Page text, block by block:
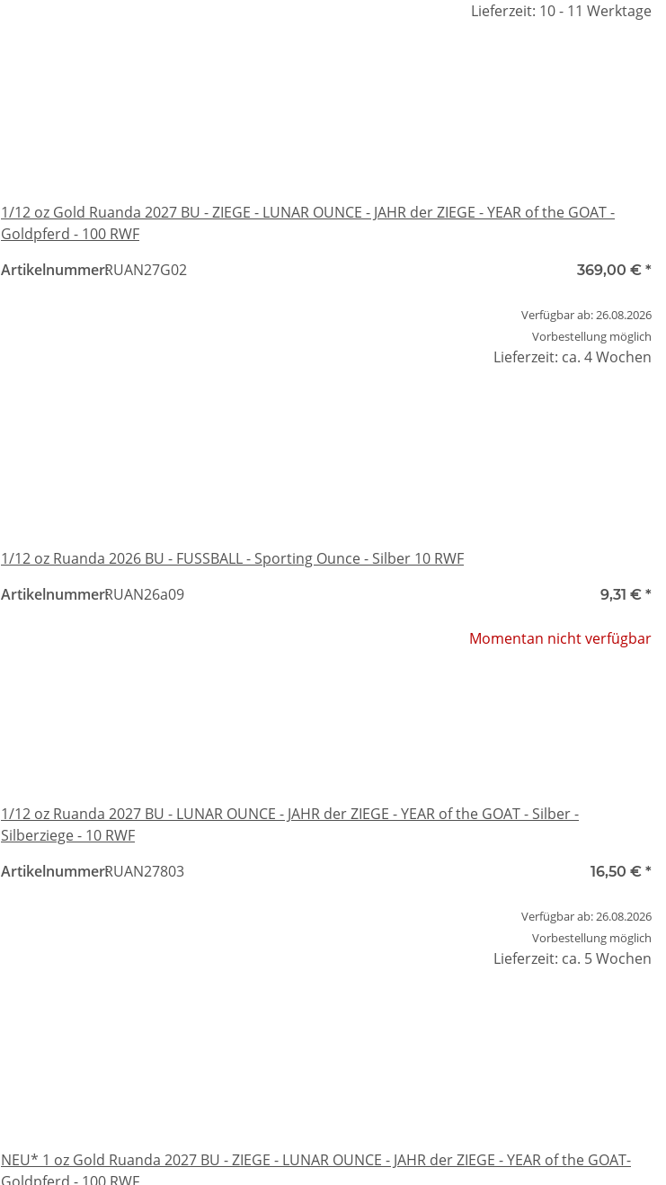
Lieferzeit: 10 - 11 Werktage
1/12 oz Gold Ruanda 2027 BU - ZIEGE - LUNAR OUNCE - JAHR der ZIEGE - YEAR of the GOAT -
Goldpferd - 100 RWF
Artikelnummer:RUAN27G02 369,00 € *
Verfügbar ab: 26.08.2026
Vorbestellung möglich
Lieferzeit: ca. 4 Wochen
1/12 oz Ruanda 2026 BU - FUSSBALL - Sporting Ounce - Silber 10 RWF
Artikelnummer:RUAN26a09 9,31 € *
Momentan nicht verfügbar
1/12 oz Ruanda 2027 BU - LUNAR OUNCE - JAHR der ZIEGE - YEAR of the GOAT - Silber -
Silberziege - 10 RWF
Artikelnummer:RUAN27803 16,50 € *
Verfügbar ab: 26.08.2026
Vorbestellung möglich
Lieferzeit: ca. 5 Wochen
NEU* 1 oz Gold Ruanda 2027 BU - ZIEGE - LUNAR OUNCE - JAHR der ZIEGE - YEAR of the GOAT-